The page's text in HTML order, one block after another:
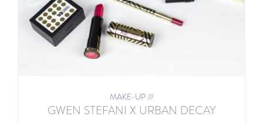
MAKE-UP ///
GWEN STEFANI X URBAN DECAY